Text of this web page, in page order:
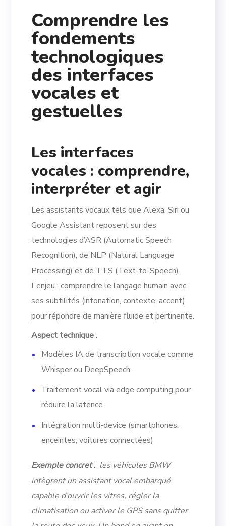
Comprendre les
fondements
technologiques
des interfaces
vocales et
gestuelles
Les interfaces
vocales : comprendre,
interpréter et agir
Les assistants vocaux tels que Alexa, Siri ou
Google Assistant reposent sur des
technologies d’ASR (Automatic Speech
Recognition), de NLP (Natural Language
Processing) et de TTS (Text-to-Speech).
L’enjeu : comprendre le langage humain avec
ses subtilités (intonation, contexte, accent)
pour répondre de manière fluide et pertinente.
Aspect technique:
Modèles IA de transcription vocale comme
Whisper ou DeepSpeech
Traitement vocal via edge computing pour
réduire la latence
Intégration multi-device (smartphones,
enceintes, voitures connectées)
Exemple concret: les véhicules BMW
intègrent un assistant vocal embarqué
capable d’ouvrir les vitres, régler la
climatisation ou activer le GPS sans quitter